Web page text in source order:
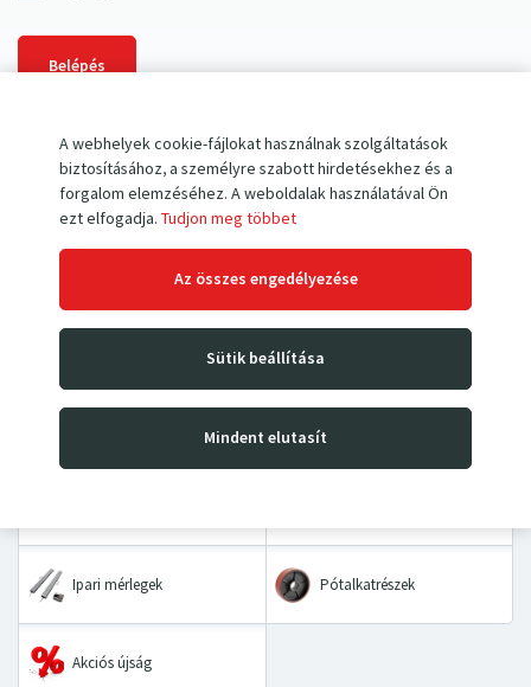
A webhelyek cookie-fájlokat használnak szolgáltatások
biztosításához, a személyre szabott hirdetésekhez és a
forgalom elemzéséhez. A weboldalak használatával Ön
ezt elfogadja. Tudjon meg többet
Az összes engedélyezése
Sütik beállítása
Mindent elutasít
Belépés
Elfelejtette jelszavát?Állítson be újat.
Ha még nem hozott létre fiókot,regisztráljon most.
Kézi villás raklapemelők
padozatok
Ipari mérlegek Pótalkatrészek
Akciós újság